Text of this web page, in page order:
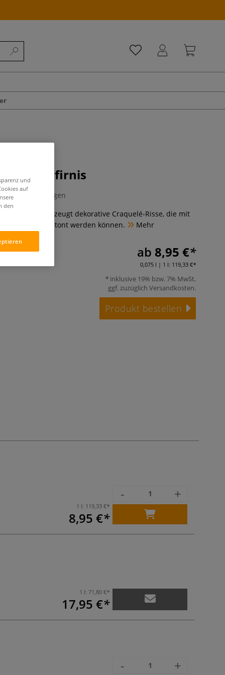
0 Bewertungen
Ölmalerei. Erzeugt dekorative Craquelé-Risse, die mit
Effekten betont werden können.
Mehr
ab 8,95 €
0,075 l | 1 l: 119,33 €
inklusive 19% bzw. 7% MwSt,
ggf. zuzüglich Versandkosten.
Produkt bestellen
1 l: 119,33 €
8,95 €
- +
1 l:71,80 €
17,95 €
- +
und
auf
den